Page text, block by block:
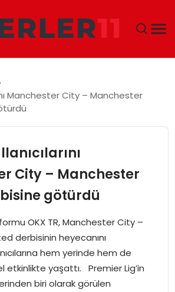
Manchester City – Manchester
City – Manchester
götürdü
OKX TR, Manchester City –
derbisinin heyecanını
hem yerinde hem de
etkinlikte yaşattı. Premier Lig’in
biri olarak görülen